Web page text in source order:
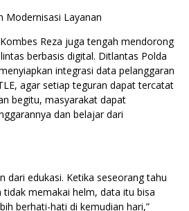
Modernisasi Layanan
Reza juga tengah mendorong
berbasis digital. Ditlantas Polda
integrasi data pelanggaran
agar setiap teguran dapat tercatat
begitu, masyarakat dapat
dan belajar dari
dari edukasi. Ketika seseorang tahu
tidak memakai helm, data itu bisa
berhati-hati di kemudian hari,”